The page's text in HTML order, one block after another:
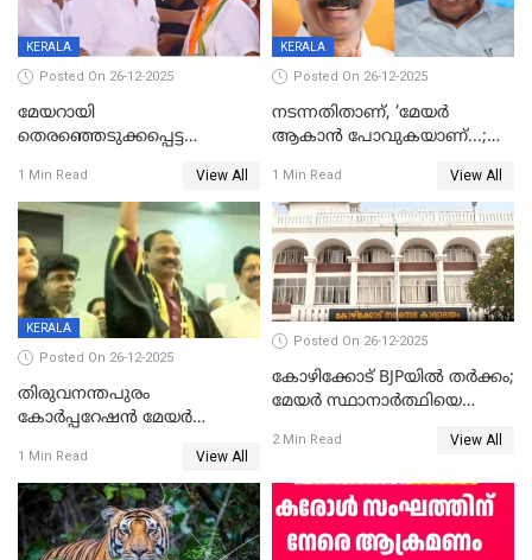
KERALA
Posted On 26-12-2025
മേയറായി
തെരഞ്ഞെടുക്കപ്പെട്ട
ആദ്യ വോട്ട് അസാധു; കണ്ണൂർ
ഡെപ്യൂട്ടി മേയർ സ്ഥാനത്ത്
താഹിറിന് വിജയം
1 Min Read View All
KERALA
Posted On 26-12-2025
നടന്നതിതാണ്, ‘മേയർ
ആകാൻ പോവുകയാണ്...;
മുഖ്യമന്ത്രിയുടെ ഓഫീസ്
തന്നെ വിശദീകരിയ്ക്കുന്നു;
സത്യമിതാണ്
1 Min Read View All
KERALA
Posted On 26-12-2025
തിരുവനന്തപുരം
കോര്‍പ്പറേഷന്‍ മേയര്‍
ഹൈക്കോടതിയിലേക്ക്;
സത്യപ്രതിജ്ഞ ചടങ്ങില്‍
ചട്ടലംഘനമെന്ന് പാർട്ടി
1 Min Read View All
Posted On 26-12-2025
കോഴിക്കോട് BJPയിൽ തർക്കം;
മേയർ സ്ഥാനാർത്ഥിയെ
2 Min Read View All